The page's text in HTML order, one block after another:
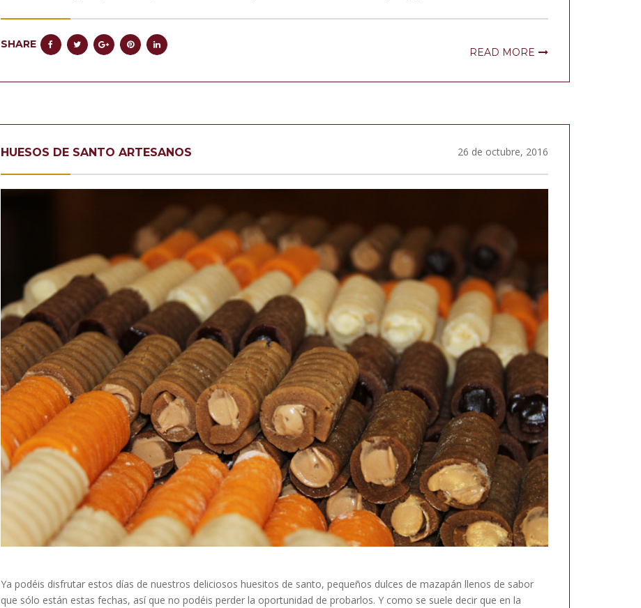
SHARE
READ MORE
HUESOS DE SANTO ARTESANOS 26 de octubre, 2016
Ya podéis disfrutar estos días de nuestros deliciosos huesitos de santo, pequeños dulces de mazapán llenos de sabor
que sólo están estas fechas, así que no podéis perder la oportunidad de probarlos. Y como se suele decir que en la